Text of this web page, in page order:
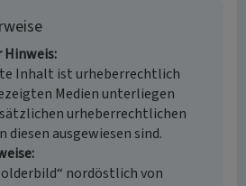
Hinweis
Inhalt ist urheberrechtlich
Medien unterliegen
urheberrechtlichen
diesen ausgewiesen sind.
nordöstlich von